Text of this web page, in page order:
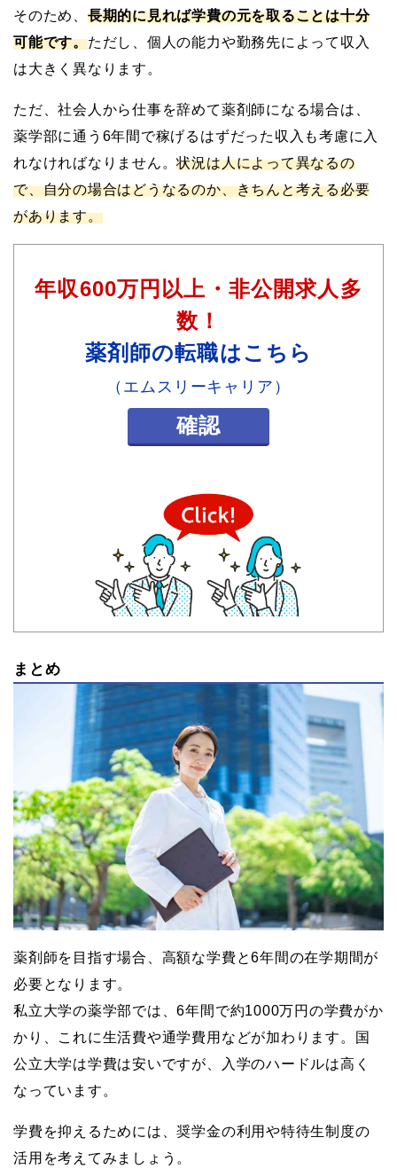
そのため、 長期的に見れば学費の元を取ることは十分
可能です。ただし、個人の能力や勤務先によって収入
は大きく異なります。
ただ、社会人から仕事を辞めて薬剤師になる場合は、
薬学部に通う6年間で稼げるはずだった収入も考慮に入
れなければなりません。状況は人によって異なるの
で、自分の場合はどうなるのか、きちんと考える必要
があります。
年収600万円以上・非公開求人多
数！
薬剤師の転職はこちら
（エムスリーキャリア）
確認
まとめ
薬剤師を目指す場合、高額な学費と6年間の在学期間が
必要となります。
私立大学の薬学部では、6年間で約1000万円の学費がか
かり、これに生活費や通学費用などが加わります。国
公立大学は学費は安いですが、入学のハードルは高く
なっています。
学費を抑えるためには、奨学金の利用や特待生制度の
活用を考えてみましょう。